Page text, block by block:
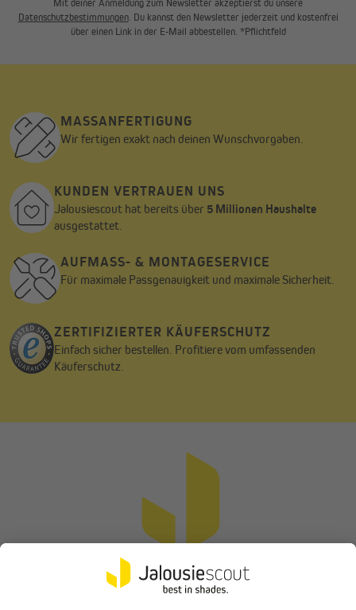
Mit deiner Anmeldung zum Newsletter akzeptierst du unsere
Datenschutzbestimmungen. Du kannst den Newsletter jederzeit und kostenfrei
über einen Link in der E-Mail abbestellen. *Pflichtfeld
MASSANFERTIGUNG
Wir fertigen exakt nach deinen Wunschvorgaben.
KUNDEN VERTRAUEN UNS
Jalousiescout hat bereits über 5 Millionen Haushalte
ausgestattet.
AUFMASS- & MONTAGESERVICE
Für maximale Passgenauigkeit und maximale Sicherheit.
ZERTIFIZIERTER KÄUFERSCHUTZ
Einfach sicher bestellen. Profitiere vom umfassenden
Käuferschutz.